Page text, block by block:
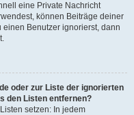
eine Private Nachricht
können Beiträge deiner
Benutzer ignorierst, dann
oder zur Liste der ignorierten
den Listen entfernen?
setzen: In jedem